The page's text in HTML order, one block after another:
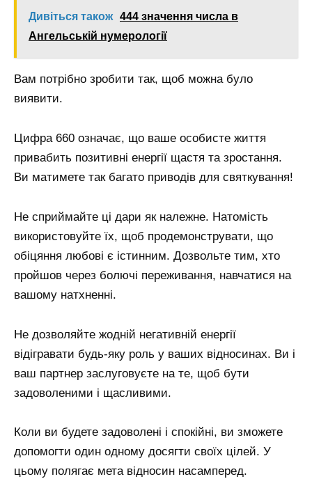
Дивіться також 444 значення числа в
Ангельській нумерології
Вам потрібно зробити так, щоб можна було
виявити.
Цифра 660 означає, що ваше особисте життя
привабить позитивні енергії щастя та зростання.
Ви матимете так багато приводів для святкування!
Не сприймайте ці дари як належне. Натомість
використовуйте їх, щоб продемонструвати, що
обіцяння любові є істинним. Дозвольте тим, хто
пройшов через болючі переживання, навчатися на
вашому натхненні.
Не дозволяйте жодній негативній енергії
відігравати будь-яку роль у ваших відносинах. Ви і
ваш партнер заслуговуєте на те, щоб бути
задоволеними і щасливими.
Коли ви будете задоволені і спокійні, ви зможете
допомогти один одному досягти своїх цілей. У
цьому полягає мета відносин насамперед.